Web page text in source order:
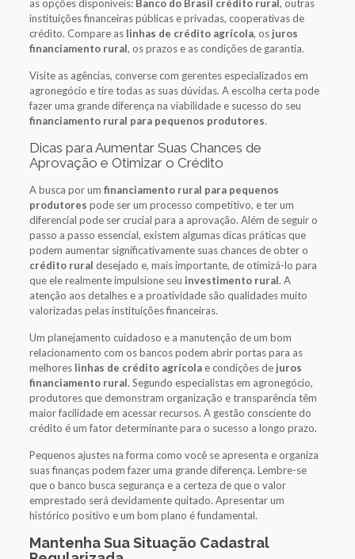
as opções disponíveis: Banco do Brasil crédito rural, outras
instituições financeiras públicas e privadas, cooperativas de
crédito. Compare as linhas de crédito agrícola, os juros
financiamento rural, os prazos e as condições de garantia.
Visite as agências, converse com gerentes especializados em
agronegócio e tire todas as suas dúvidas. A escolha certa pode
fazer uma grande diferença na viabilidade e sucesso do seu
financiamento rural para pequenos produtores.
Dicas para Aumentar Suas Chances de
Aprovação e Otimizar o Crédito
A busca por um financiamento rural para pequenos
produtores pode ser um processo competitivo, e ter um
diferencial pode ser crucial para a aprovação. Além de seguir o
passo a passo essencial, existem algumas dicas práticas que
podem aumentar significativamente suas chances de obter o
crédito rural desejado e, mais importante, de otimizá-lo para
que ele realmente impulsione seu investimento rural. A
atenção aos detalhes e a proatividade são qualidades muito
valorizadas pelas instituições financeiras.
Um planejamento cuidadoso e a manutenção de um bom
relacionamento com os bancos podem abrir portas para as
melhores linhas de crédito agrícolae condições de juros
financiamento rural. Segundo especialistas em agronegócio,
produtores que demonstram organização e transparência têm
maior facilidade em acessar recursos. A gestão consciente do
crédito é um fator determinante para o sucesso a longo prazo.
Pequenos ajustes na forma como você se apresenta e organiza
suas finanças podem fazer uma grande diferença. Lembre-se
que o banco busca segurança e a certeza de que o valor
emprestado será devidamente quitado. Apresentar um
histórico positivo e um bom plano é fundamental.
Mantenha Sua Situação Cadastral